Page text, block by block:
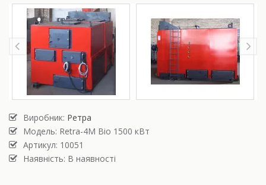
Виробник: Ретра
Модель: Retra-4М Bio 1500 кВт
Артикул: 10051
Наявність: В наявності